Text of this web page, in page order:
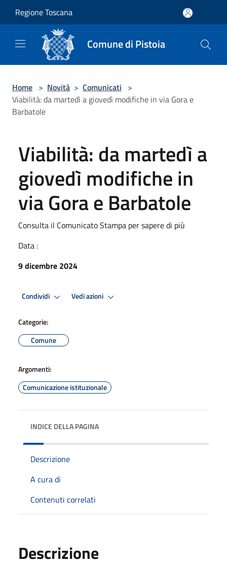
Regione Toscana
Comune di Pistoia
Home > Novità > Comunicati >
Viabilità: da martedì a giovedì modifiche in via Gora e
Barbatole
Viabilità: da martedì a
giovedì modifiche in
via Gora e Barbatole
Consulta il Comunicato Stampa per sapere di più
Data :
9 dicembre 2024
Condividi Vedi azioni
Categorie:
Comune
Argomenti:
Comunicazione istituzionale
INDICE DELLA PAGINA
Descrizione
A cura di
Contenuti correlati
Descrizione